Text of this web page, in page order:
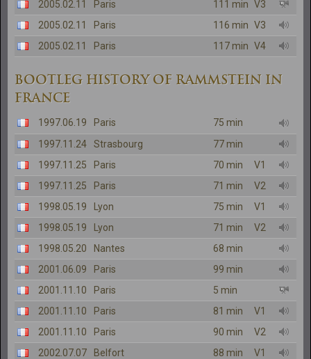
2005.02.11
Paris 111 min V3
2005.02.11
Paris 116 min V3
2005.02.11
Paris 117 min V4
BOOTLEG HISTORY OF RAMMSTEIN IN
FRANCE
1997.06.19 Paris
75 min
1997.11.24
Strasbourg
77 min
1997.11.25
Paris 70 min
V1
1997.11.25
Paris 71 min
V2
1998.05.19
Lyon 75 min
V1
1998.05.19
Lyon 71 min
V2
1998.05.20
Nantes
68 min
2001.06.09
Paris
99 min
2001.11.10
Paris
5 min
2001.11.10
Paris 81 min
V1
2001.11.10
Paris 90 min
V2
2002.07.07
Belfort 88 min
V1